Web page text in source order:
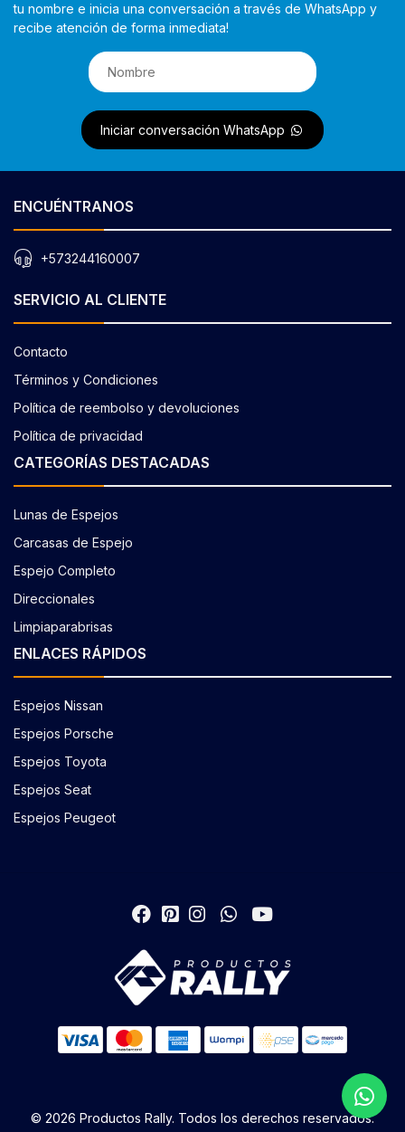
tu nombre e inicia una conversación a través de WhatsApp y
recibe atención de forma inmediata!
Iniciar conversación WhatsApp
ENCUÉNTRANOS
+573244160007
SERVICIO AL CLIENTE
Contacto
Términos y Condiciones
Política de reembolso y devoluciones
Política de privacidad
CATEGORÍAS DESTACADAS
Lunas de Espejos
Carcasas de Espejo
Espejo Completo
Direccionales
Limpiaparabrisas
ENLACES RÁPIDOS
Espejos Nissan
Espejos Porsche
Espejos Toyota
Espejos Seat
Espejos Peugeot
© 2026 Productos Rally. Todos los derechos reservados.